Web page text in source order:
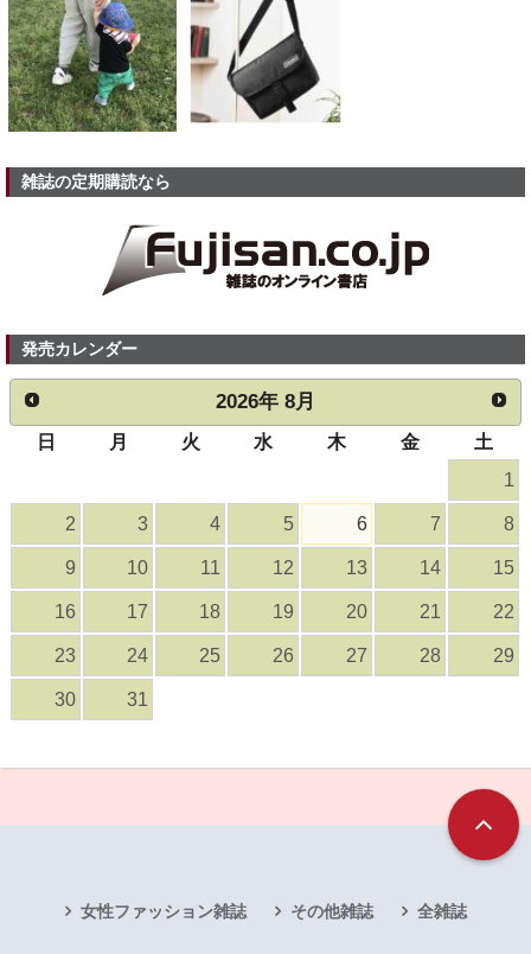
雑誌の定期購読なら
発売カレンダー
2026年 8月
日 月 火 水 木 金
土
1
2 3 4 5 6 7 8
9 10 11 12 13 14 15
16 17 18 19 20 21 22
23 24 25 26 27 28 29
30 31
女性ファッション雑誌 その他雑誌 全雑誌